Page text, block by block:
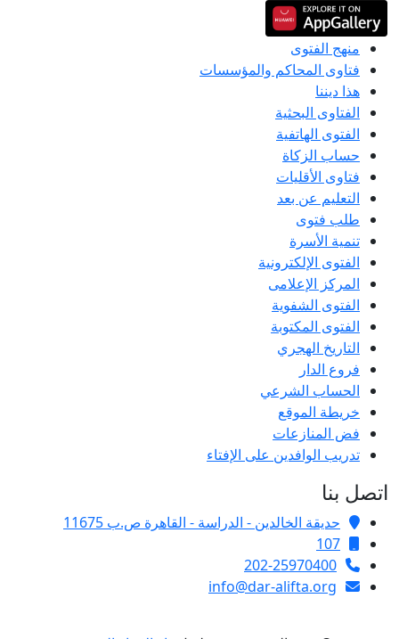
منهج الفتوى
فتاوى المحاكم والمؤسسات
هذا ديننا
الفتاوى البحثية
الفتوى الهاتفية
حساب الزكاة
فتاوى الأقليات
التعليم عن بعد
طلب فتوى
تنمية الأسرة
الفتوى الإلكترونية
المركز الإعلامى
الفتوى الشفوية
الفتوى المكتوبة
التاريخ الهجري
فروع الدار
الحساب الشرعي
خريطة الموقع
فض المنازعات
تدريب الوافدين على الإفتاء
اتصل بنا
حديقة الخالدين - الدراسة - القاهرة ص.ب 11675
107
202-25970400
info@dar-alifta.org